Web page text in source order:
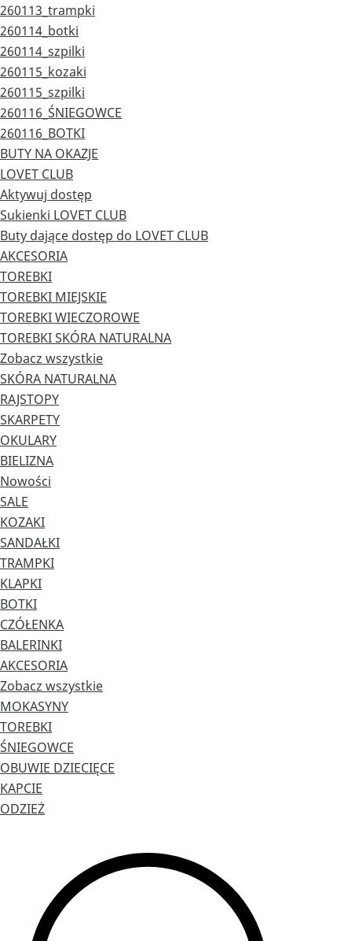
260113_trampki
260114_botki
260114_szpilki
260115_kozaki
260115_szpilki
260116_ŚNIEGOWCE
260116_BOTKI
BUTY NA OKAZJE
LOVET CLUB
Aktywuj dostęp
Sukienki LOVET CLUB
Buty dające dostęp do LOVET CLUB
AKCESORIA
TOREBKI
TOREBKI MIEJSKIE
TOREBKI WIECZOROWE
TOREBKI SKÓRA NATURALNA
Zobacz wszystkie
SKÓRA NATURALNA
RAJSTOPY
SKARPETY
OKULARY
BIELIZNA
Nowości
SALE
KOZAKI
SANDAŁKI
TRAMPKI
KLAPKI
BOTKI
CZÓŁENKA
BALERINKI
AKCESORIA
Zobacz wszystkie
MOKASYNY
TOREBKI
ŚNIEGOWCE
OBUWIE DZIECIĘCE
KAPCIE
ODZIEŻ